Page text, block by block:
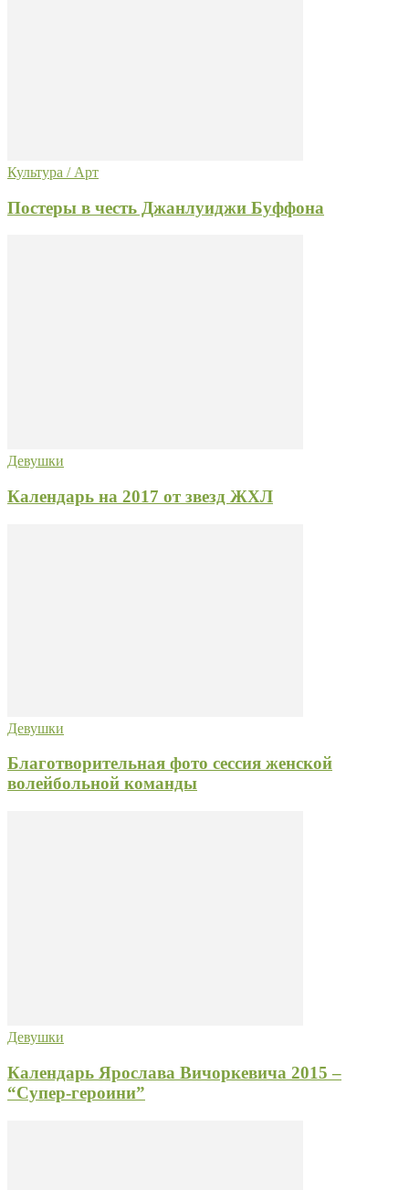
Культура / Арт
Постеры в честь Джанлуиджи Буффона
Девушки
Календарь на 2017 от звезд ЖХЛ
Девушки
Благотворительная фото сессия женской
волейбольной команды
Девушки
Календарь Ярослава Вичоркевича 2015 –
“Супер-героини”